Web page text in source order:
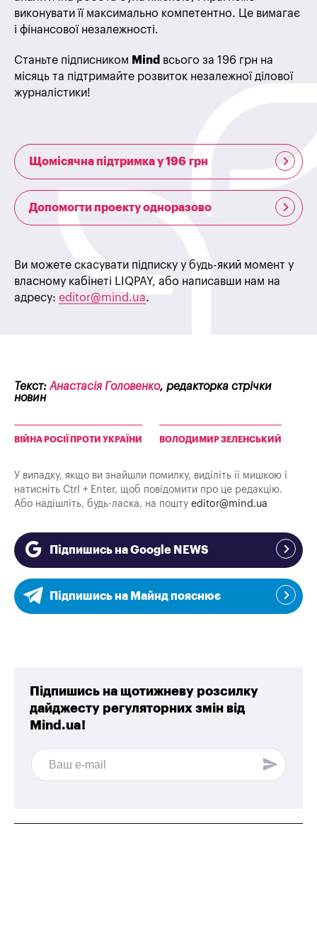
виконувати її максимально компетентно. Це вимагає
і фінансової незалежності.
Станьте підписником Mind всього за 196 грн на
місяць та підтримайте розвиток незалежної ділової
журналістики!
Щомісячна підтримка у 196 грн
Допомогти проекту одноразово
Ви можете скасувати підписку у будь-який момент у
власному кабінеті LIQPAY, або написавши нам на
адресу: editor@mind.ua.
Текст: Анастасія Головенко, редакторка стрічки
новин
ВІЙНА РОСІЇ ПРОТИ УКРАЇНИ ВОЛОДИМИР ЗЕЛЕНСЬКИЙ
У випадку, якщо ви знайшли помилку, виділіть її мишкою і
натисніть Ctrl + Enter, щоб повідомити про це редакцію.
Або надішліть, будь-ласка, на пошту editor@mind.ua
Підпишись на Google NEWS
Підпишись на Майнд пояснює
Підпишись на щотижневу розсилку
дайджесту регуляторних змін від
Mind.ua!